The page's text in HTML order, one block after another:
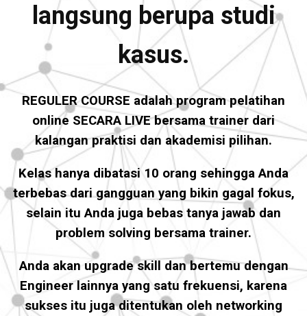
langsung berupa studi
kasus.
REGULER COURSE adalah program pelatihan
online SECARA LIVE bersama trainer dari
kalangan praktisi dan akademisi pilihan.
Kelas hanya dibatasi 10 orang sehingga Anda
terbebas dari gangguan yang bikin gagal fokus,
selain itu Anda juga bebas tanya jawab dan
problem solving bersama trainer.
Anda akan upgrade skill dan bertemu dengan
Engineer lainnya yang satu frekuensi, karena
sukses itu juga ditentukan oleh networking